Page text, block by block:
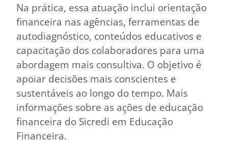
Na prática, essa atuação inclui orientação
financeira nas agências, ferramentas de
autodiagnóstico, conteúdos educativos e
capacitação dos colaboradores para uma
abordagem mais consultiva. O objetivo é
apoiar decisões mais conscientes e
sustentáveis ao longo do tempo. Mais
informações sobre as ações de educação
financeira do Sicredi em Educação
Financeira.